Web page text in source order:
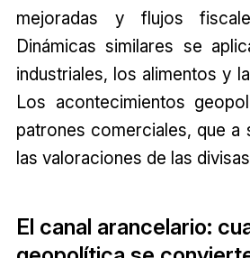
mejoradas y flujos
Dinámicas similares se
industriales, los alimentos y
Los acontecimientos
patrones comerciales, que a
las valoraciones de las
El canal arancelario: